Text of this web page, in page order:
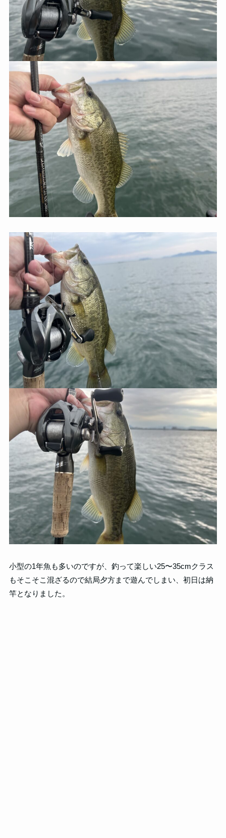
小型の1年魚も多いのですが、釣って楽しい25〜35cmクラス
もそこそこ混ざるので結局夕方まで遊んでしまい、初日は納
竿となりました。